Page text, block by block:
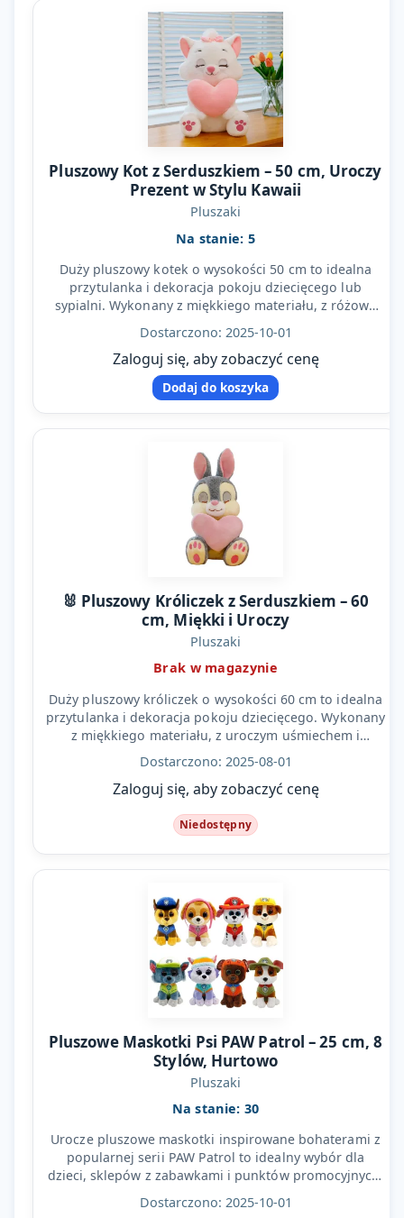
Pluszowy Kot z Serduszkiem – 50 cm, Uroczy
Prezent w Stylu Kawaii
Pluszaki
Na stanie: 5
Duży pluszowy kotek o wysokości 50 cm to idealna
przytulanka i dekoracja pokoju dziecięcego lub
sypialni. Wykonany z miękkiego materiału, z różową
Dostarczono: 2025-10-01
Zaloguj się, aby zobaczyć cenę
Dodaj do koszyka
🐰 Pluszowy Króliczek z Serduszkiem – 60
cm, Miękki i Uroczy
Pluszaki
Brak w magazynie
Duży pluszowy króliczek o wysokości 60 cm to idealna
przytulanka i dekoracja pokoju dziecięcego. Wykonany
z miękkiego materiału, z uroczym uśmiechem i
różowym…
Dostarczono: 2025-08-01
Zaloguj się, aby zobaczyć cenę
Niedostępny
Pluszowe Maskotki Psi PAW Patrol – 25 cm, 8
Stylów, Hurtowo
Pluszaki
Na stanie: 30
Urocze pluszowe maskotki inspirowane bohaterami z
popularnej serii PAW Patrol to idealny wybór dla
dzieci, sklepów z zabawkami i punktów promocyjnych.
Dostarczono: 2025-10-01